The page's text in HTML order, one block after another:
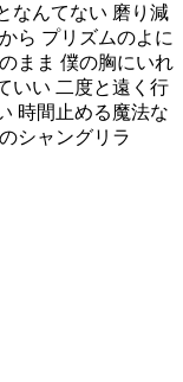
なんてない 磨り減
ら プリズムのよに
まま 僕の胸にいれ
いい 二度と遠く行
時間止める魔法な
シャングリラ